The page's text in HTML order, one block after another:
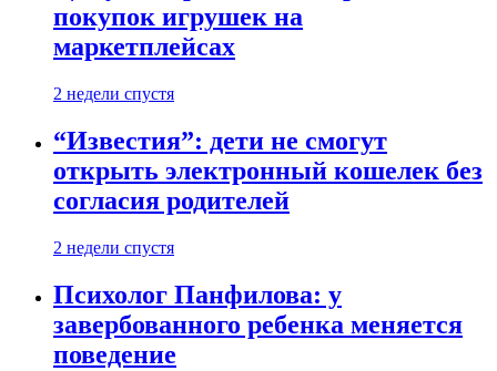
покупок игрушек на
маркетплейсах
2 недели спустя
“Известия”: дети не смогут
открыть электронный кошелек без
согласия родителей
2 недели спустя
Психолог Панфилова: у
завербованного ребенка меняется
поведение